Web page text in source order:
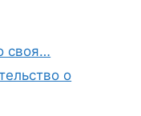
своя…
о